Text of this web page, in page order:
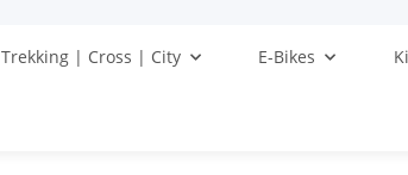
Trekking | Cross | City E-Bikes